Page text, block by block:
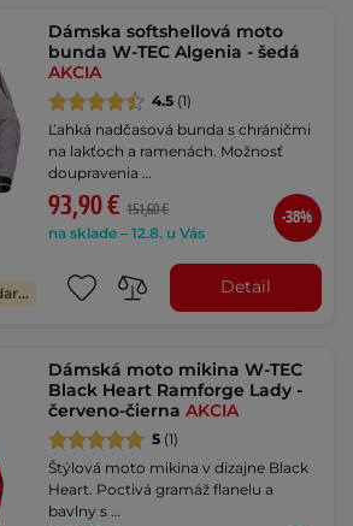
Výmena veľkosti zadarmo
Dámska softshellová moto
bunda W-TEC Algenia - šedá
AKCIA
4.5 (1)
Ľahká nadčasová bunda s chráničmi
na lakťoch a ramenách. Možnosť
doupravenia …
93,90 € 151,60 €
na sklade – 12.8. u Vás
-38%
Detail
Dámská moto mikina W-TEC
Black Heart Ramforge Lady -
červeno-čiernaAKCIA
5 (1)
Štýlová moto mikina v dizajne Black
Heart. Poctivá gramáž flanelu a
bavlny s …